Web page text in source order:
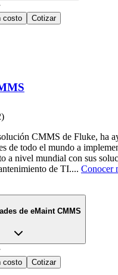
costo Cotizar
)
CMMS de Fluke, ha
de todo el mundo a
a nivel mundial con sus
de TI.... Conocer
de eMaint CMMS
costo Cotizar